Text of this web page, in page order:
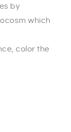
by
which
color the